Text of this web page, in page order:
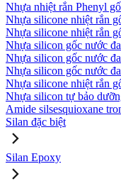
Nhựa nhiệt rắn Phenyl
Nhựa silicone nhiệt rắn
Nhựa silicone nhiệt rắn
Nhựa silicon gốc nước
Nhựa silicon gốc nước
Nhựa silicon gốc nước
Nhựa silicone nhiệt rắn
Nhựa silicon tự bảo
Amide silsesquioxane
Silan đặc biệt
Silan Epoxy